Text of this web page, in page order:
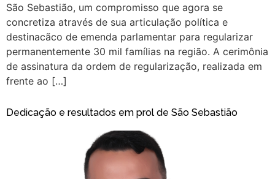
São Sebastião, um compromisso que agora se
concretiza através de sua articulação política e
destinacãco de emenda parlamentar para regularizar
permanentemente 30 mil famílias na região. A cerimônia
de assinatura da ordem de regularização, realizada em
frente ao […]
Dedicação e resultados em prol de São Sebastião